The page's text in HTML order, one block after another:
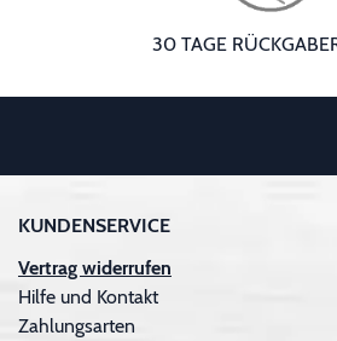
30 TAGE
KUNDENSERVICE
Vertrag widerrufen
Hilfe und Kontakt
Zahlungsarten